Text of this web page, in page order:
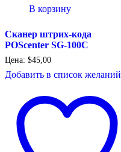
В корзину
Сканер штрих-кода
POScenter SG-100C
Цена: $45,00
Добавить в список желаний